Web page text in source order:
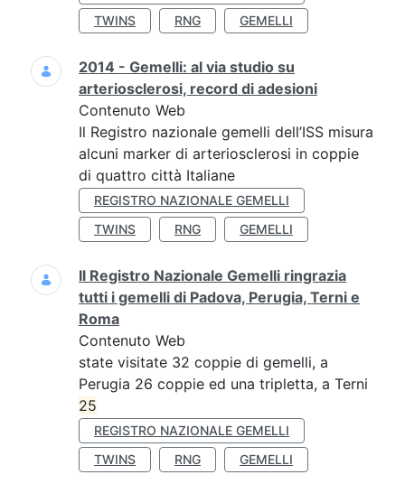
TWINS
RNG GEMELLI
2014 - Gemelli: al via studio su
arteriosclerosi, record di adesioni
Contenuto Web
Il Registro nazionale gemelli dell’ISS misura
alcuni marker di arteriosclerosi in coppie
di quattro città Italiane
REGISTRO NAZIONALE GEMELLI
TWINS
RNG GEMELLI
Il Registro Nazionale Gemelli ringrazia
tutti i gemelli di Padova, Perugia, Terni e
Roma
Contenuto Web
state visitate 32 coppie di gemelli, a
Perugia 26 coppie ed una tripletta, a Terni
25
REGISTRO NAZIONALE GEMELLI
TWINS
RNG GEMELLI